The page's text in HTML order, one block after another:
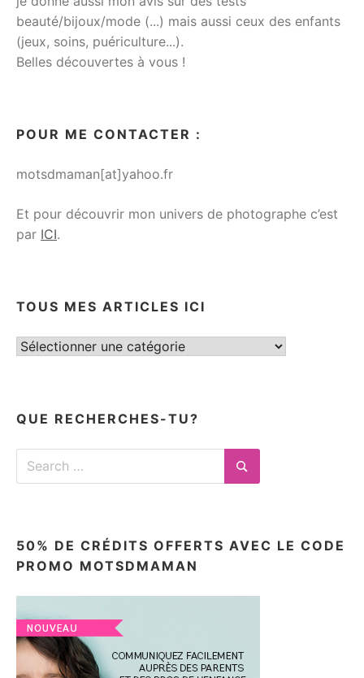
beauté/bijoux/mode (...) mais aussi ceux des enfants
(jeux, soins, puériculture...).
Belles découvertes à vous !
POUR ME CONTACTER :
motsdmaman[at]yahoo.fr
Et pour découvrir mon univers de photographe c’est
par ICI.
TOUS MES ARTICLES ICI
Tous
QUE RECHERCHES-TU?
Search
Search
50% DE CRÉDITS OFFERTS AVEC LE CODE
PROMO MOTSDMAMAN